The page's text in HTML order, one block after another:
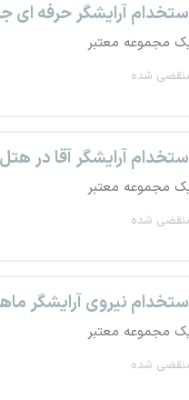
آرایشگر حرفه ای
مجموعه معتبر
شده
آرایشگر آقا در
مجموعه معتبر
شده
نیروی آرایشگر
مجموعه معتبر
شده